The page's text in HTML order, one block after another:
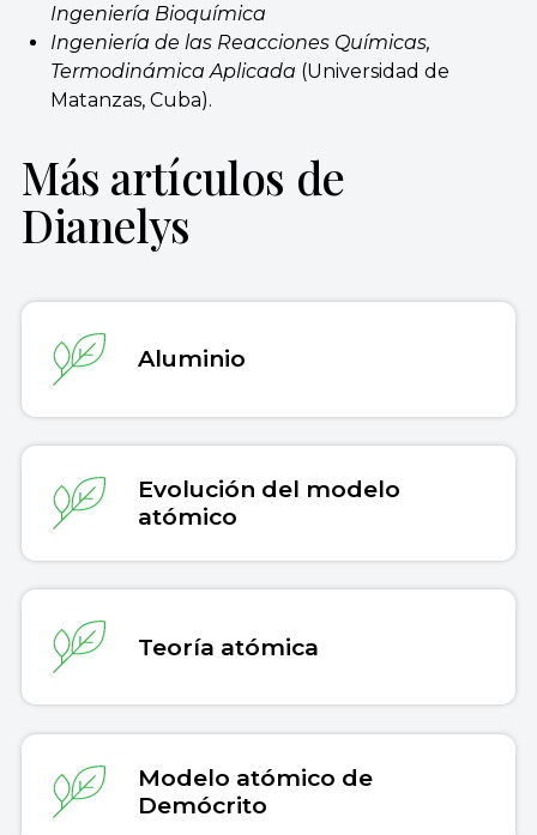
Ingeniería Bioquímica
Ingeniería de las Reacciones Químicas,
Termodinámica Aplicada (Universidad de
Matanzas, Cuba).
Más artículos de
Dianelys
Aluminio
Evolución del modelo
atómico
Teoría atómica
Modelo atómico de
Demócrito